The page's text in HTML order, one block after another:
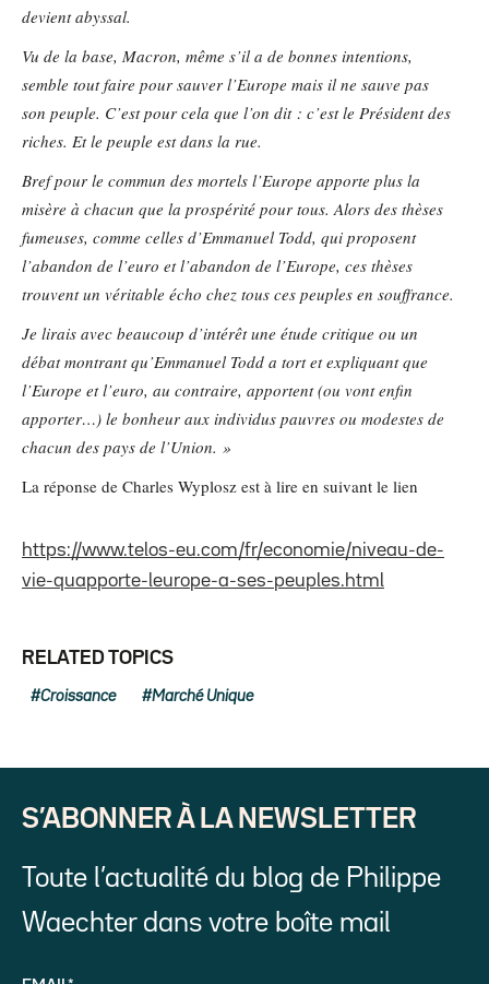
devient abyssal.
Vu de la base, Macron, même s’il a de bonnes intentions,
semble tout faire pour sauver l’Europe mais il ne sauve pas
son peuple. C’est pour cela que l’on dit : c’est le Président des
riches. Et le peuple est dans la rue.
Bref pour le commun des mortels l’Europe apporte plus la
misère à chacun que la prospérité pour tous. Alors des thèses
fumeuses, comme celles d’Emmanuel Todd, qui proposent
l’abandon de l’euro et l’abandon de l’Europe, ces thèses
trouvent un véritable écho chez tous ces peuples en souffrance.
Je lirais avec beaucoup d’intérêt une étude critique ou un
débat montrant qu’Emmanuel Todd a tort et expliquant que
l’Europe et l’euro, au contraire, apportent (ou vont enfin
apporter…) le bonheur aux individus pauvres ou modestes de
chacun des pays de l’Union. »
La réponse de Charles Wyplosz est à lire en suivant le lien
https://www.telos-eu.com/fr/economie/niveau-de-
vie-quapporte-leurope-a-ses-peuples.html
RELATED TOPICS
Croissance Marché Unique
S’ABONNER À LA NEWSLETTER
Toute l’actualité du blog de Philippe
Waechter dans votre boîte mail